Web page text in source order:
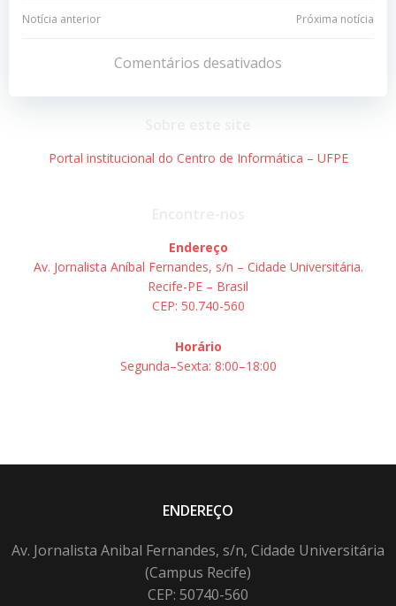
Navegação
Post
Notícia anterior
Navegação
de
Post
Próxima notícia
Comentários desativados
Portal institucional do Centro de Informática – UFPE
Endereço
Av. Jornalista Aníbal Fernandes, s/n – Cidade Universitária.
Recife-PE – Brasil
CEP: 50.740-560
Horário
Segunda–Sexta: 8:00–18:00
ENDEREÇO
Av. Jornalista Anibal Fernandes, s/n, Cidade Universitária
(Campus Recife)
CEP: 50740-560